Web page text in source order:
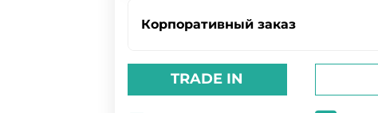
Корпоративный заказ
TRADE IN